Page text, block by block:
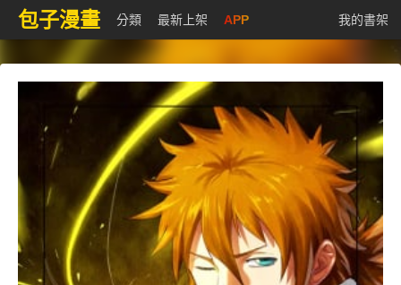
包子漫畫 分類 最新上架 APP 我的書架